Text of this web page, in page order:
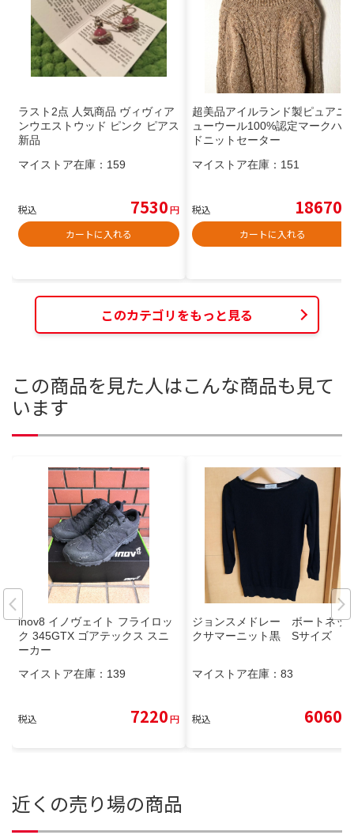
ラスト2点 人気商品 ヴィヴィア
ンウエストウッド ピンク ピアス
新品
マイストア在庫： 159
税込 7530円
カートに入れる
超美品️アイルランド製ピュアニ
ューウール100%認定マークハン
ドニットセーター
マイストア在庫： 151
税込 18670
カートに入れる
このカテゴリをもっと見る
この商品を見た人はこんな商品も見て
います
inov8 イノヴェイト フライロッ
ク 345GTX ゴアテックス スニ
ーカー
マイストア在庫： 139
税込 7220円
ジョンスメドレー ボートネッ
クサマーニット黒 Sサイズ
マイストア在庫： 83
税込 6060
近くの売り場の商品